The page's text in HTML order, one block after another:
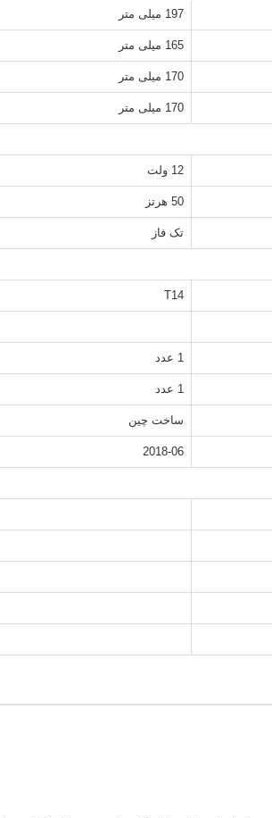
197 میلی متر
165 میلی متر
170 میلی متر
170 میلی متر
12 ولت
50 هرتز
تک فاز
T14
1 عدد
1 عدد
ساخت چین
2018-06